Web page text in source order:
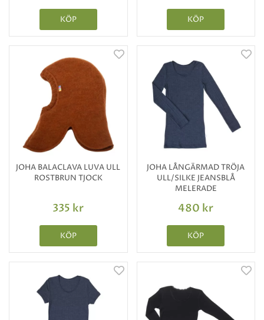
KÖP KÖP
JOHA BALACLAVA LUVA ULL
ROSTBRUN TJOCK
335 kr
KÖP
JOHA LÅNGÄRMAD TRÖJA
ULL/SILKE JEANSBLÅ
MELERADE
480 kr
KÖP